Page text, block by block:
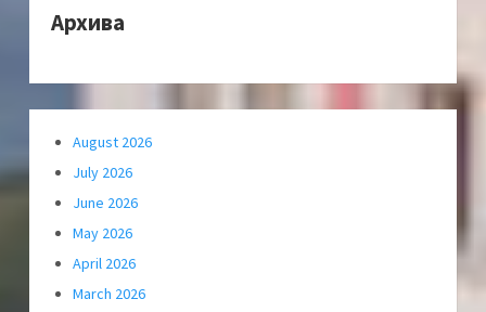
Архива
August 2026
July 2026
June 2026
May 2026
April 2026
March 2026